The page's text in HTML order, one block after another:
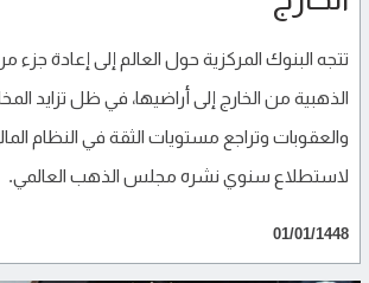
تتجه البنوك المركزية حول العالم إلى إعادة جزء
الذهبية من الخارج إلى أراضيها، في ظل تزايد
والعقوبات وتراجع مستويات الثقة في النظام
لاستطلاع سنوي نشره مجلس الذهب العالمي.
01/01/1448